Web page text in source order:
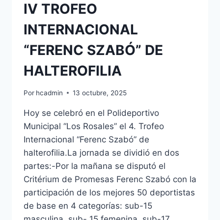
IV TROFEO
INTERNACIONAL
“FERENC SZABÓ” DE
HALTEROFILIA
Por hcadmin 13 octubre, 2025
Hoy se celebró en el Polideportivo
Municipal “Los Rosales” el 4. Trofeo
Internacional “Ferenc Szabó” de
halterofilia.La jornada se dividió en dos
partes:-Por la mañana se disputó el
Critérium de Promesas Ferenc Szabó con la
participación de los mejores 50 deportistas
de base en 4 categorías: sub-15